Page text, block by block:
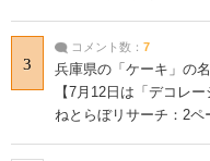
3
コメント数： 7
兵庫県の「ケーキ」の
【7月12日は「デコレ
ねとらぼリサーチ：2ペ